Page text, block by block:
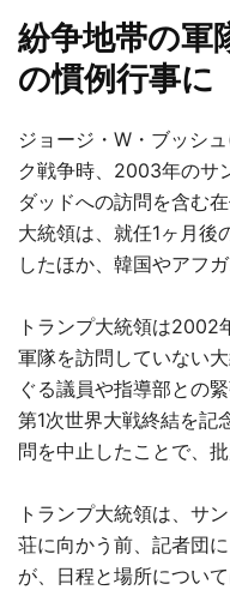
紛争地帯の軍
の慣例行事に
ジョージ・W・ブッシ
ク戦争時、2003年のサ
ダッドへの訪問を含む
大統領は、就任1ヶ月
したほか、韓国やアフ
トランプ大統領は2002
軍隊を訪問していない
ぐる議員や指導部との
第1次世界大戦終結を記
問を中止したことで、
トランプ大統領は、サ
荘に向かう前、記者団
が、日程と場所につい